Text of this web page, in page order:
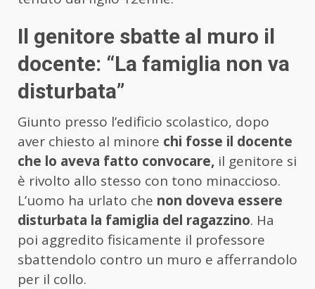
Il genitore sbatte al muro il
docente: “La famiglia non va
disturbata”
Giunto presso l’edificio scolastico, dopo
aver chiesto al minore chi fosse il docente
che lo aveva fatto convocare, il genitore si
è rivolto allo stesso con tono minaccioso.
L’uomo ha urlato che non doveva essere
disturbata la famiglia del ragazzino. Ha
poi aggredito fisicamente il professore
sbattendolo contro un muro e afferrandolo
per il collo.